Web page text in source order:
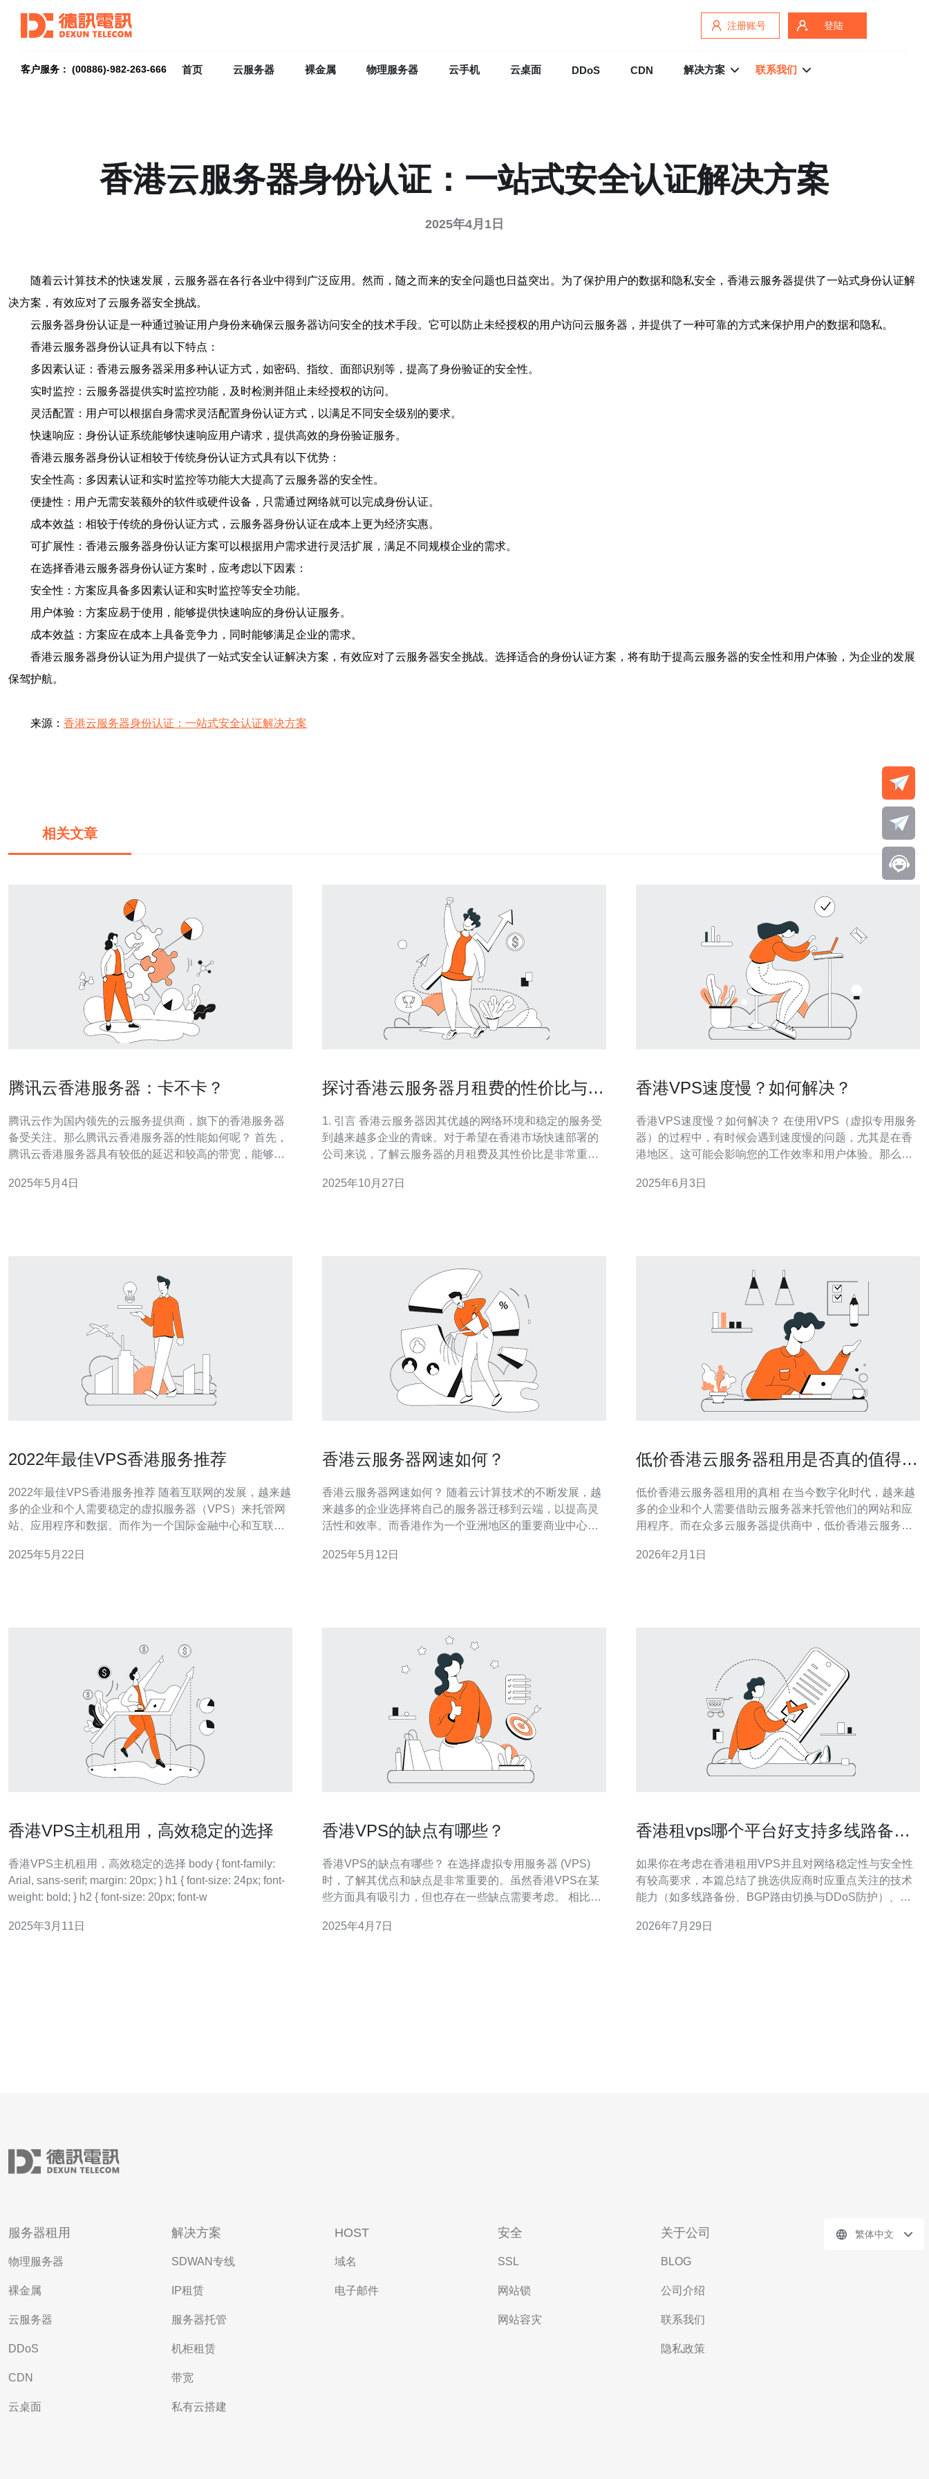
注册账号 登陆
客户服务： (00886)-982-263-666 首页 云服务器 裸金属 物理服务器 云手机 云桌面 DDoS CDN 解决方案 联系我们
香港云服务器身份认证：一站式安全认证解决方案
2025年4月1日
随着云计算技术的快速发展，云服务器在各行各业中得到广泛应用。然而，随之而来的安全问题也日益突出。为了保护用户的数据和隐私安全，香港云服务器提供了一站式身份认证解
决方案，有效应对了云服务器安全挑战。
云服务器身份认证是一种通过验证用户身份来确保云服务器访问安全的技术手段。它可以防止未经授权的用户访问云服务器，并提供了一种可靠的方式来保护用户的数据和隐私。
香港云服务器身份认证具有以下特点：
多因素认证：香港云服务器采用多种认证方式，如密码、指纹、面部识别等，提高了身份验证的安全性。
实时监控：云服务器提供实时监控功能，及时检测并阻止未经授权的访问。
灵活配置：用户可以根据自身需求灵活配置身份认证方式，以满足不同安全级别的要求。
快速响应：身份认证系统能够快速响应用户请求，提供高效的身份验证服务。
香港云服务器身份认证相较于传统身份认证方式具有以下优势：
安全性高：多因素认证和实时监控等功能大大提高了云服务器的安全性。
便捷性：用户无需安装额外的软件或硬件设备，只需通过网络就可以完成身份认证。
成本效益：相较于传统的身份认证方式，云服务器身份认证在成本上更为经济实惠。
可扩展性：香港云服务器身份认证方案可以根据用户需求进行灵活扩展，满足不同规模企业的需求。
在选择香港云服务器身份认证方案时，应考虑以下因素：
安全性：方案应具备多因素认证和实时监控等安全功能。
用户体验：方案应易于使用，能够提供快速响应的身份认证服务。
成本效益：方案应在成本上具备竞争力，同时能够满足企业的需求。
香港云服务器身份认证为用户提供了一站式安全认证解决方案，有效应对了云服务器安全挑战。选择适合的身份认证方案，将有助于提高云服务器的安全性和用户体验，为企业的发展
保驾护航。
来源： 香港云服务器身份认证：一站式安全认证解决方案
相关文章
腾讯云香港服务器：卡不卡？
腾讯云作为国内领先的云服务提供商，旗下的香港服务器
备受关注。那么腾讯云香港服务器的性能如何呢？ 首先，
腾讯云香港服务器具有较低的延迟和较高的带宽，能够为
络速度要求较高的用户来说尤为重要。 其次，腾讯云香港
2025年5月4日
探讨香港云服务器月租费的性价比与特
1. 引言 香港云服务器因其优越的网络环境和稳定的服务受
到越来越多企业的青睐。对于希望在香港市场快速部署的
公司来说，了解云服务器的月租费及其性价比是非常重要
化的服务和套餐，价格差异明显。本文将深入分析香港云
2025年10月27日
香港VPS速度慢？如何解决？
香港VPS速度慢？如何解决？ 在使用VPS（虚拟专用服务
器）的过程中，有时候会遇到速度慢的问题，尤其是在香
港地区。这可能会影响您的工作效率和用户体验。那么，
几种解决方法。 首先，您可以检查一下自己的网络连接是
2025年6月3日
2022年最佳VPS香港服务推荐
2022年最佳VPS香港服务推荐 随着互联网的发展，越来越
多的企业和个人需要稳定的虚拟服务器（VPS）来托管网
站、应用程序和数据。而作为一个国际金融中心和互联网
施，成为众多用户选择VPS托管的理想之地。 香港VPS拥
2025年5月22日
香港云服务器网速如何？
香港云服务器网速如何？ 随着云计算技术的不断发展，越
来越多的企业选择将自己的服务器迁移到云端，以提高灵
活性和效率。而香港作为一个亚洲地区的重要商业中心，
器的网速表现及影响因素。 香港作为一个发达地区，其云
2025年5月12日
低价香港云服务器租用是否真的值得信
低价香港云服务器租用的真相 在当今数字化时代，越来越
多的企业和个人需要借助云服务器来托管他们的网站和应
用程序。而在众多云服务器提供商中，低价香港云服务器
本文将深入探讨这一问题，帮助您做出明智的决策。 以下
2026年2月1日
香港VPS主机租用，高效稳定的选择
香港VPS主机租用，高效稳定的选择 body { font-family:
Arial, sans-serif; margin: 20px; } h1 { font-size: 24px; font-
weight: bold; } h2 { font-size: 20px; font-w
2025年3月11日
香港VPS的缺点有哪些？
香港VPS的缺点有哪些？ 在选择虚拟专用服务器 (VPS)
时，了解其优点和缺点是非常重要的。虽然香港VPS在某
些方面具有吸引力，但也存在一些缺点需要考虑。 相比于
港的服务器成本相对较高，加上香港的电力和带宽费用较
2025年4月7日
香港租vps哪个平台好支持多线路备份
如果你在考虑在香港租用VPS并且对网络稳定性与安全性
有较高要求，本篇总结了挑选供应商时应重点关注的技术
能力（如多线路备份、BGP路由切换与DDoS防护）、常
出合适的香港节点VPS供应商。 哪个平台在香港租VPS时
2026年7月29日
服务器租用
物理服务器
裸金属
云服务器
DDoS
CDN
云桌面
解决方案
SDWAN专线
IP租赁
服务器托管
机柜租赁
带宽
私有云搭建
HOST
域名
电子邮件
安全
SSL
网站锁
网站容灾
关于公司
BLOG
公司介绍
联系我们
隐私政策
繁体中文